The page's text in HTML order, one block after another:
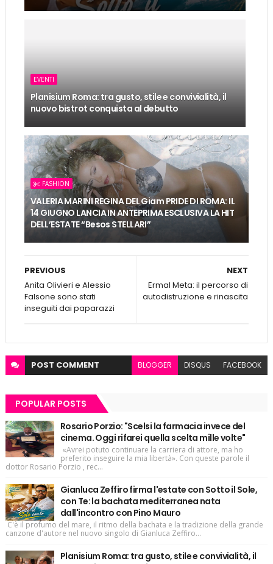
EVENTI
Planisium Roma: tra gusto, stile e convivialità, il
nuovo bistrot conquista al debutto
FASHION
VALERIA MARINI REGINA DEL Giam PRIDE DI ROMA: IL
14 GIUGNO LANCIA IN ANTEPRIMA ESCLUSIVA LA HIT
DELL’ESTATE “Besos STELLARI”
NEXT
Ermal Meta: il percorso di
autodistruzione e rinascita
PREVIOUS
Anita Olivieri e Alessio
Falsone sono stati
inseguiti dai paparazzi
POST COMMENT BLOGGER DISQUS FACEBOOK
POPULAR POSTS
Rosario Porzio: "Scelsi la farmacia invece del
cinema. Oggi rifarei quella scelta mille volte"
«Avrei potuto continuare la carriera di attore, ma ho
preferito inseguire la mia libertà». Con queste parole il
dottor Rosario Porzio , rec...
Gianluca Zeffiro firma l'estate con Sotto il Sole,
con Te: la bachata mediterranea nata
dall'incontro con Pino Mauro
C'è il profumo del mare, il ritmo della bachata e la tradizione della grande
canzone d'autore nel nuovo singolo di Gianluca Zeffiro...
Planisium Roma: tra gusto, stile e convivialità, il